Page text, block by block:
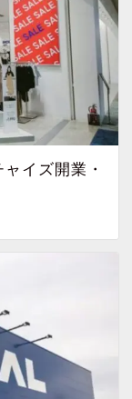
イズ開業・